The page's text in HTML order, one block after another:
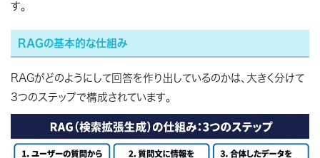
す。
RAGの基本的な仕組み
RAGがどのようにして回答を作り出しているのかは、大きく分けて
3つのステップで構成されています。